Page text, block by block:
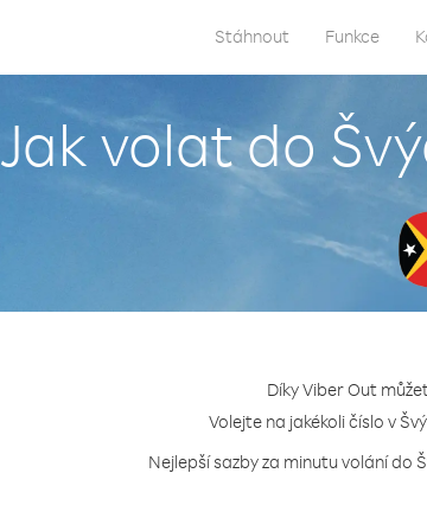
Stáhnout Funkce
Jak volat do
Díky Viber Out
Volejte na jakékoli číslo v
Nejlepší sazby za minutu volání do